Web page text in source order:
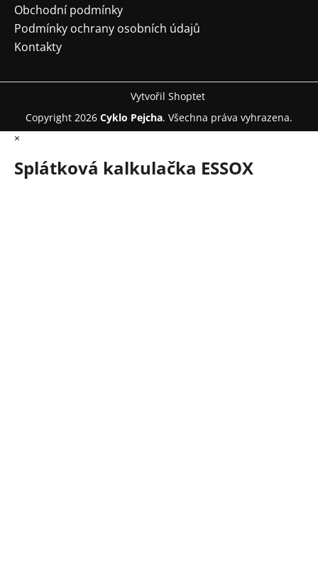
Obchodní podmínky
Podmínky ochrany osobních údajů
Kontakty
Vytvořil Shoptet
Copyright 2026 Cyklo Pejcha. Všechna práva vyhrazena.
×
Splátková kalkulačka ESSOX